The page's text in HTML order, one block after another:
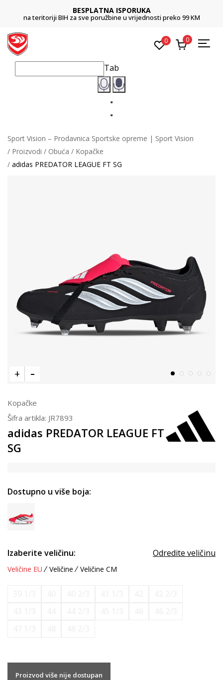
BESPLATNA ISPORUKA
na teritoriji BIH za sve poružbine u vrijednosti preko 99 KM
0 0
Tab
Sport Vision – Prodavnica Sportske opreme | Sport Vision
Proizvodi
Obuća
Kopačke
adidas PREDATOR LEAGUE FT SG
Kopačke
Šifra artikla: JR7893
adidas PREDATOR LEAGUE FT
SG
Dostupno u više boja:
Izaberite veličinu: Odredite veličinu
Veličine EU Veličine Veličine CM
Proizvod više nije dostupan